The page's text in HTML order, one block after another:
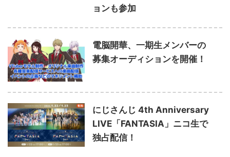
ョンも参加
電脳開華、一期生メンバーの
募集オーディションを開催！
にじさんじ 4th Anniversary
LIVE「FANTASIA」ニコ生で
独占配信！